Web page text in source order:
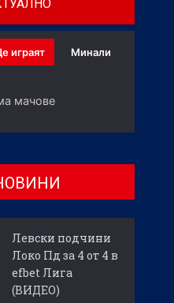
играят Минали
мачове
Левски подчини
Локо Пд за 4 от 4 в
efbet Лига
(ВИДЕО)